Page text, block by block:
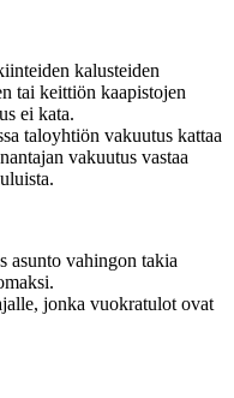
kalusteiden
tai keittiön kaapistojen
ei kata.
taloyhtiön vakuutus kattaa
vakuutus vastaa
asunto vahingon takia
jonka vuokratulot ovat